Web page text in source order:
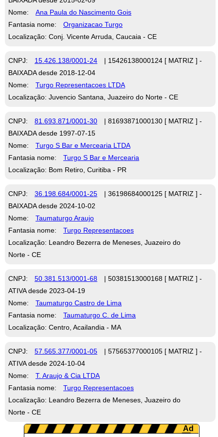
Nome:
Ana Paula do Nascimento Gois
Fantasia nome:
Organizacao Turgo
Localização: Conj. Vicente Arruda, Caucaia - CE
CNPJ: 15.426.138/0001-24
| 15426138000124 [ MATRIZ ] -
BAIXADA desde 2018-12-04
Nome:
Turgo Representacoes LTDA
Localização: Juvencio Santana, Juazeiro do Norte - CE
CNPJ: 81.693.871/0001-30
| 81693871000130 [ MATRIZ ] -
BAIXADA desde 1997-07-15
Nome:
Turgo S Bar e Mercearia LTDA
Fantasia nome:
Turgo S Bar e Mercearia
Localização: Bom Retiro, Curitiba - PR
CNPJ: 36.198.684/0001-25
| 36198684000125 [ MATRIZ ] -
BAIXADA desde 2024-10-02
Nome:
Taumaturgo Araujo
Fantasia nome:
Turgo Representacoes
Localização: Leandro Bezerra de Meneses, Juazeiro do
Norte - CE
CNPJ: 50.381.513/0001-68
| 50381513000168 [ MATRIZ ] -
ATIVA desde 2023-04-19
Nome:
Taumaturgo Castro de Lima
Fantasia nome:
Taumaturgo C. de Lima
Localização: Centro, Acailandia - MA
CNPJ: 57.565.377/0001-05
| 57565377000105 [ MATRIZ ] -
ATIVA desde 2024-10-04
Nome:
T. Araujo & Cia LTDA
Fantasia nome:
Turgo Representacoes
Localização: Leandro Bezerra de Meneses, Juazeiro do
Norte - CE